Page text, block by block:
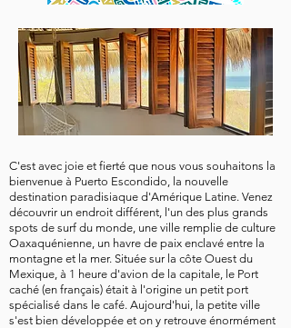
C'est avec joie et fierté que nous vous souhaitons la
bienvenue à Puerto Escondido, la nouvelle
destination paradisiaque d'Amérique Latine. Venez
découvrir un endroit différent, l'un des plus grands
spots de surf du monde, une ville remplie de culture
Oaxaquénienne, un havre de paix enclavé entre la
montagne et la mer. Située sur la côte Ouest du
Mexique, à 1 heure d'avion de la capitale, le Port
caché (en français) était à l'origine un petit port
spécialisé dans le café. Aujourd'hui, la petite ville
s'est bien développée et on y retrouve énormément